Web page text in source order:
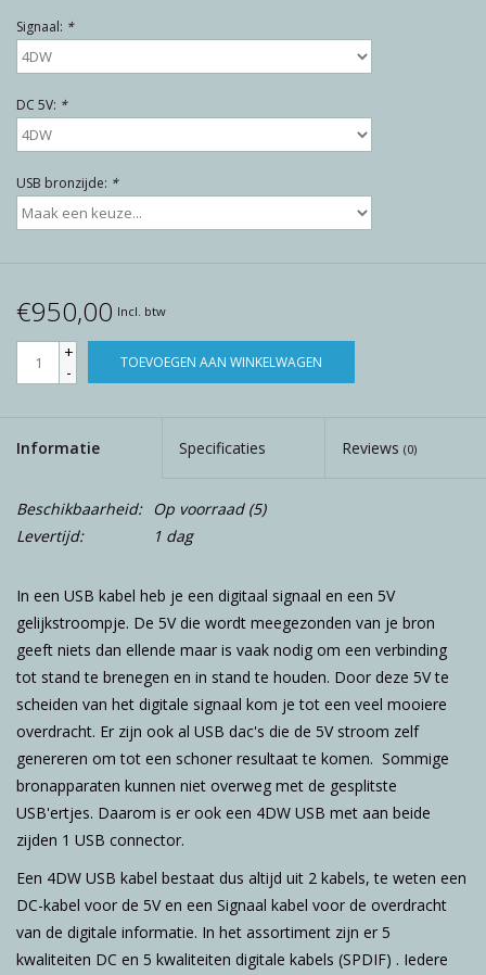
Signaal: *
DC 5V: *
USB bronzijde: *
€950,00 Incl. btw
+
-
TOEVOEGEN AAN WINKELWAGEN
Informatie Specificaties Reviews (0)
Beschikbaarheid: Op voorraad(5)
Levertijd:
1 dag
In een USB kabel heb je een digitaal signaal en een 5V
gelijkstroompje. De 5V die wordt meegezonden van je bron
geeft niets dan ellende maar is vaak nodig om een verbinding
tot stand te brenegen en in stand te houden. Door deze 5V te
scheiden van het digitale signaal kom je tot een veel mooiere
overdracht. Er zijn ook al USB dac's die de 5V stroom zelf
genereren om tot een schoner resultaat te komen. Sommige
bronapparaten kunnen niet overweg met de gesplitste
USB'ertjes. Daarom is er ook een 4DW USB met aan beide
zijden 1 USB connector.
Een 4DW USB kabel bestaat dus altijd uit 2 kabels, te weten een
DC-kabel voor de 5V en een Signaal kabel voor de overdracht
van de digitale informatie. In het assortiment zijn er 5
kwaliteiten DC en 5 kwaliteiten digitale kabels (SPDIF) . Iedere